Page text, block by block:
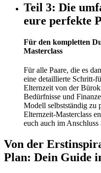
Teil 3: Die
eure perfekte
Für den kompletten
Masterclass
Für alle Paare, die es
eine detaillierte Schritt-
Elternzeit von der
Bedürfnisse und
Modell selbstständig zu
Elternzeit-Masterclass
euch auch im
Von der
Plan: Dein Guide